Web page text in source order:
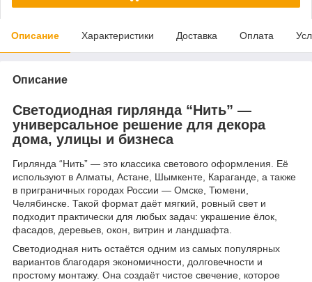
Описание Характеристики Доставка Оплата
Описание
Светодиодная гирлянда “Нить” —
универсальное решение для декора
дома, улицы и бизнеса
Гирлянда “Нить” — это классика светового оформления. Её
используют в Алматы, Астане, Шымкенте, Караганде, а также
в приграничных городах России — Омске, Тюмени,
Челябинске. Такой формат даёт мягкий, ровный свет и
подходит практически для любых задач: украшение ёлок,
фасадов, деревьев, окон, витрин и ландшафта.
Светодиодная нить остаётся одним из самых популярных
вариантов благодаря экономичности, долговечности и
простому монтажу. Она создаёт чистое свечение, которое